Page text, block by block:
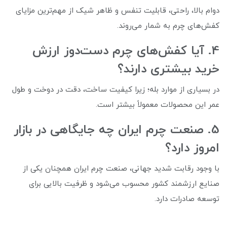
دوام بالا، راحتی، قابلیت تنفس و ظاهر شیک از مهم‌ترین مزایای
کفش‌های چرم به شمار می‌روند.
4. آیا کفش‌های چرم دست‌دوز ارزش
خرید بیشتری دارند؟
در بسیاری از موارد بله؛ زیرا کیفیت ساخت، دقت در دوخت و طول
عمر این محصولات معمولاً بیشتر است.
5. صنعت چرم ایران چه جایگاهی در بازار
امروز دارد؟
با وجود رقابت شدید جهانی، صنعت چرم ایران همچنان یکی از
صنایع ارزشمند کشور محسوب می‌شود و ظرفیت بالایی برای
توسعه صادرات دارد.